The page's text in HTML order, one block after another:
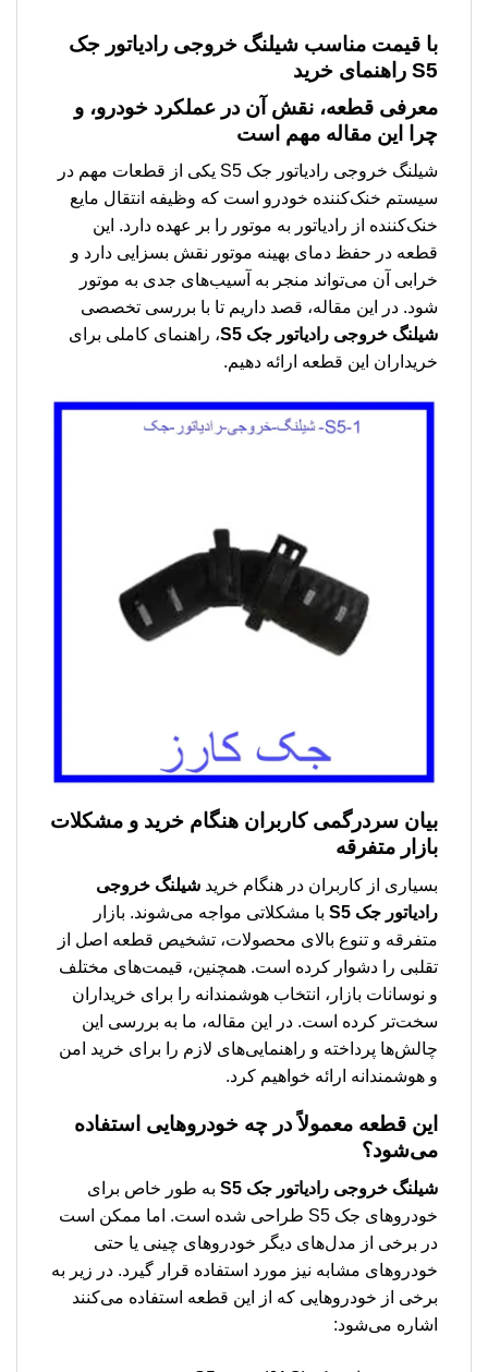
با قیمت مناسب شیلنگ خروجی رادیاتور جک
S5 راهنمای خرید
معرفی قطعه، نقش آن در عملکرد خودرو، و
چرا این مقاله مهم است
شیلنگ خروجی رادیاتور جک S5 یکی از قطعات مهم در
سیستم خنک‌کننده خودرو است که وظیفه انتقال مایع
خنک‌کننده از رادیاتور به موتور را بر عهده دارد. این
قطعه در حفظ دمای بهینه موتور نقش بسزایی دارد و
خرابی آن می‌تواند منجر به آسیب‌های جدی به موتور
شود. در این مقاله، قصد داریم تا با بررسی تخصصی
شیلنگ خروجی رادیاتور جک S5
، راهنمای کاملی برای
خریداران این قطعه ارائه دهیم.
بیان سردرگمی کاربران هنگام خرید و مشکلات
بازار متفرقه
بسیاری از کاربران در هنگام خرید شیلنگ خروجی
رادیاتور جک S5
با مشکلاتی مواجه می‌شوند. بازار
متفرقه و تنوع بالای محصولات، تشخیص قطعه اصل از
تقلبی را دشوار کرده است. همچنین، قیمت‌های مختلف
و نوسانات بازار، انتخاب هوشمندانه را برای خریداران
سخت‌تر کرده است. در این مقاله، ما به بررسی این
چالش‌ها پرداخته و راهنمایی‌های لازم را برای خرید امن
و هوشمندانه ارائه خواهیم کرد.
این قطعه معمولاً در چه خودروهایی استفاده
می‌شود؟
شیلنگ خروجی رادیاتور جک S5
به طور خاص برای
خودروهای جک S5 طراحی شده است. اما ممکن است
در برخی از مدل‌های دیگر خودروهای چینی یا حتی
خودروهای مشابه نیز مورد استفاده قرار گیرد. در زیر به
برخی از خودروهایی که از این قطعه استفاده می‌کنند
اشاره می‌شود: